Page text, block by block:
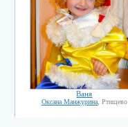
Ваня
Оксана Манжурина, Ртищево